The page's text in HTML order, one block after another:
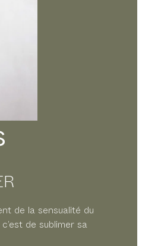
de la sensualité du
de sublimer sa